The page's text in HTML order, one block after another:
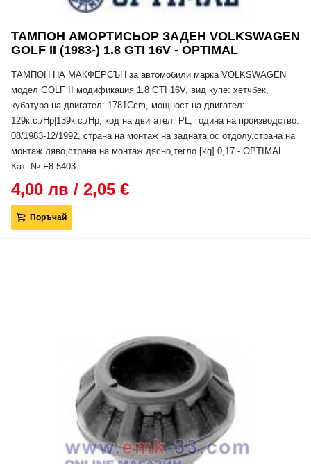
ТАМПОН АМОРТИСЬОР ЗАДЕН VOLKSWAGEN
GOLF II (1983-) 1.8 GTI 16V - OPTIMAL
ТАМПОН НА МАКФЕРСЪН за автомобили марка VOLKSWAGEN
модел GOLF II модификация 1.8 GTI 16V, вид купе: хетчбек,
кубатура на двигател: 1781Ccm, мощност на двигател:
129к.с./Hp|139к.с./Hp, код на двигател: PL, година на производство:
08/1983-12/1992, страна на монтаж на задната ос отдолу,страна на
монтаж ляво,страна на монтаж дясно,тегло [kg] 0,17 - OPTIMAL
Кат. № F8-5403
4,00 лв / 2,05 €
Поръчай